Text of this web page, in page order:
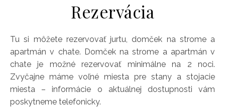
Rezervácia
Tu si môžete rezervovať jurtu, domček na strome a
apartmán v chate. Domček na strome a apartmán v
chate je možné rezervovať minimálne na 2 noci.
Zvyčajne máme voľné miesta pre stany a stojacie
miesta – informácie o aktuálnej dostupnosti vám
poskytneme telefonicky.